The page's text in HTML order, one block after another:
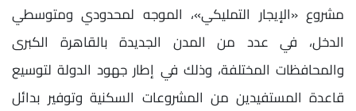
مشروع «الإيجار التمليكي»، الموجه لمحدودي ومتوسطي
الدخل، في عدد من المدن الجديدة بالقاهرة الكبرى
والمحافظات المختلفة، وذلك في إطار جهود الدولة لتوسيع
قاعدة المستفيدين من المشروعات السكنية وتوفير بدائل